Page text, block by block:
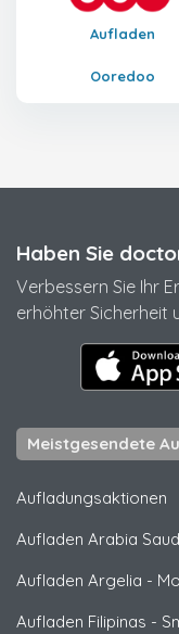
Aufladen
Ooredoo
Haben Sie
Verbessern Sie Ihr
erhöhter Sicherheit
Meistgesendete
Aufladungsaktionen
Aufladen Arabia
Aufladen Argelia -
Aufladen Filipinas -